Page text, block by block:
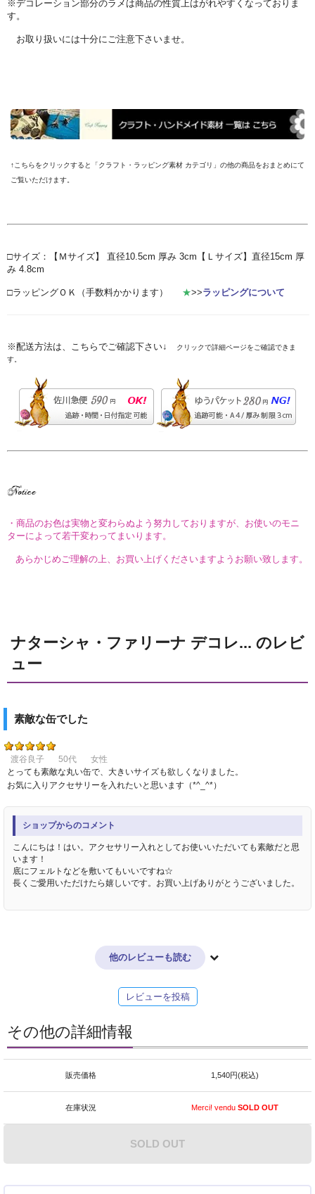
※デコレーション部分のラメは商品の性質上はがれやすくなっておりま
す。
お取り扱いには十分にご注意下さいませ。
↑こちらをクリックすると「クラフト・ラッピング素材 カテゴリ」の他の商品をおまとめにて
ご覧いただけます。
□サイズ：【Ｍサイズ】 直径10.5cm 厚み 3cm【Ｌサイズ】直径15cm 厚
み 4.8cm
□ラッピングＯＫ（手数料かかります） ★>>ラッピングについて
※配送方法は、こちらでご確認下さい↓
クリックで詳細ページをご確認できま
す。
・商品のお色は実物と変わらぬよう努力しておりますが、お使いのモニ
ターによって若干変わってまいります。
あらかじめご理解の上、お買い上げくださいますようお願い致します。
ナターシャ・ファリーナ デコレ... のレビ
ュー
素敵な缶でした
渡谷良子 50代
女性
とっても素敵な丸い缶で、大きいサイズも欲しくなりました。
お気に入りアクセサリーを入れたいと思います（*^_^*）
ショップからのコメント
こんにちは！はい。アクセサリー入れとしてお使いいただいても素敵だと思
います！
底にフェルトなどを敷いてもいいですね☆
長くご愛用いただけたら嬉しいです。お買い上げありがとうございました。
他のレビューも読む
レビューを投稿
その他の詳細情報
販売価格 1,540円(税込)
在庫状況 Merci! venduSOLD OUT
SOLD OUT